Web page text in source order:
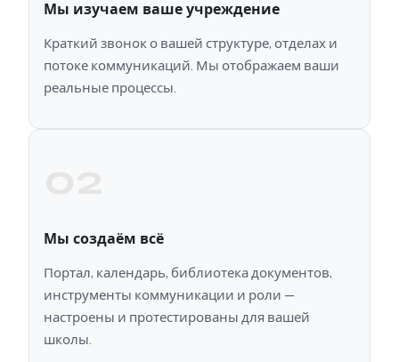
Мы изучаем ваше учреждение
Краткий звонок о вашей структуре, отделах и
потоке коммуникаций. Мы отображаем ваши
реальные процессы.
Мы создаём всё
Портал, календарь, библиотека документов,
инструменты коммуникации и роли —
настроены и протестированы для вашей
школы.